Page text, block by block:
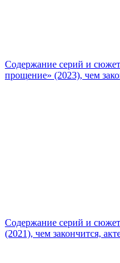
Содержание серий и
прощение» (2023), чем
Содержание серий и сюжет
(2021), чем закончится,